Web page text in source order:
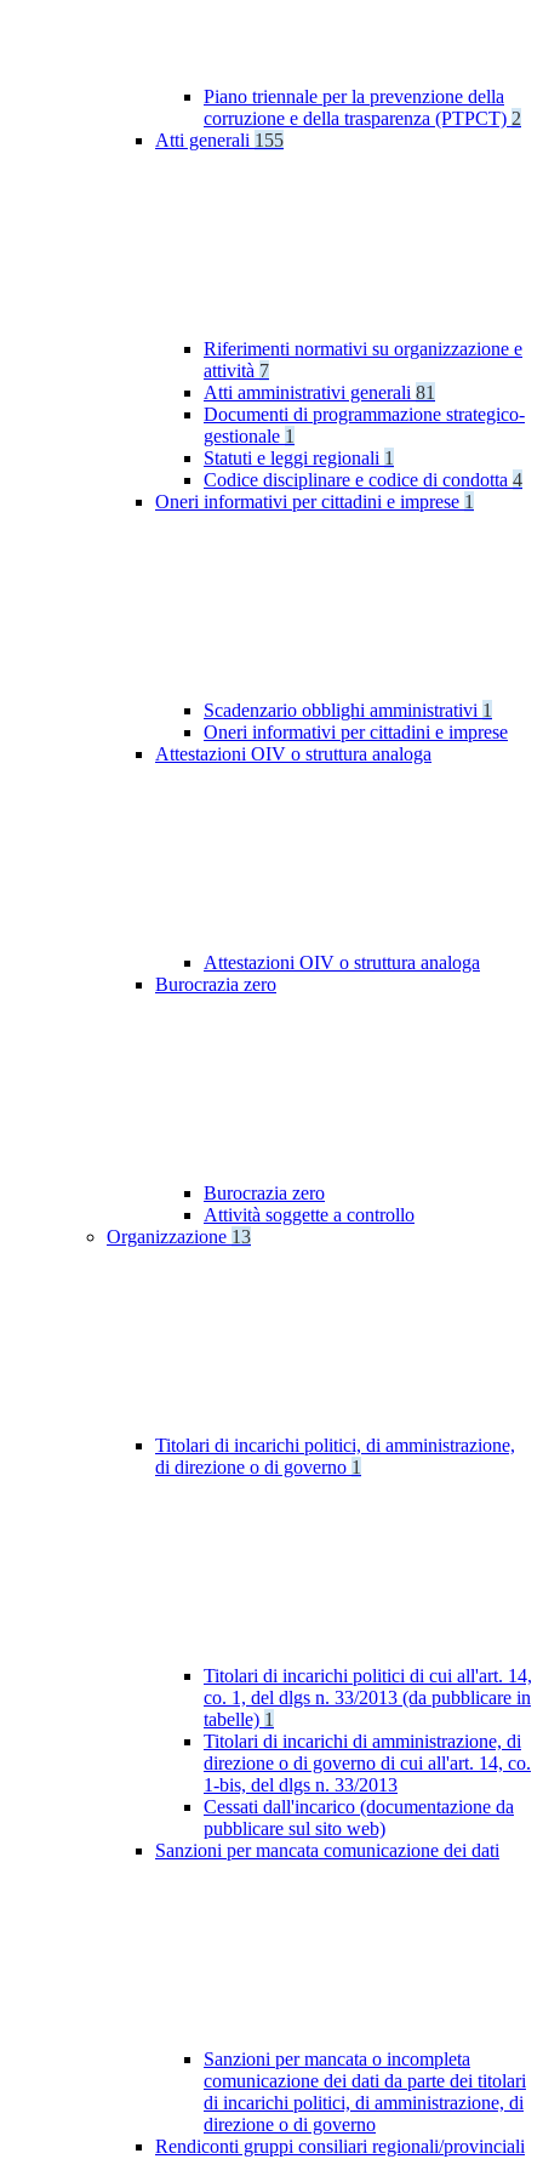
Piano triennale per la prevenzione della
corruzione e della trasparenza (PTPCT) 2
Atti generali 155
Riferimenti normativi su organizzazione e
attività 7
Atti amministrativi generali 81
Documenti di programmazione strategico-
gestionale 1
Statuti e leggi regionali 1
Codice disciplinare e codice di condotta 4
Oneri informativi per cittadini e imprese 1
Scadenzario obblighi amministrativi 1
Oneri informativi per cittadini e imprese
Attestazioni OIV o struttura analoga
Attestazioni OIV o struttura analoga
Burocrazia zero
Burocrazia zero
Attività soggette a controllo
Organizzazione 13
Titolari di incarichi politici, di amministrazione,
di direzione o di governo 1
Titolari di incarichi politici di cui all'art. 14,
co. 1, del dlgs n. 33/2013 (da pubblicare in
tabelle) 1
Titolari di incarichi di amministrazione, di
direzione o di governo di cui all'art. 14, co.
1-bis, del dlgs n. 33/2013
Cessati dall'incarico (documentazione da
pubblicare sul sito web)
Sanzioni per mancata comunicazione dei dati
Sanzioni per mancata o incompleta
comunicazione dei dati da parte dei titolari
di incarichi politici, di amministrazione, di
direzione o di governo
Rendiconti gruppi consiliari regionali/provinciali